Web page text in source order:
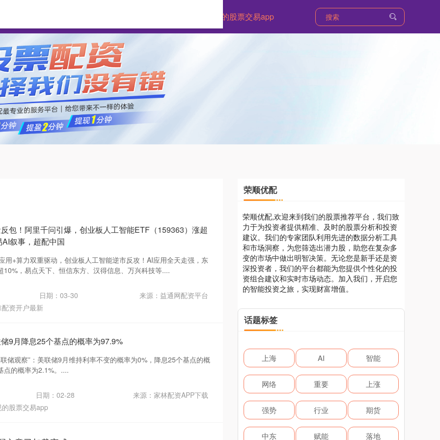
正规的股票交易app
包！阿里千问引爆，创业板人工智能ETF（159363）涨超
叙事，超配中国
用+算力双重驱动，创业板人工智能逆市反攻！AI应用全天走强，东
10%，易点天下、恒信东方、汉得信息、万兴科技等....
日期：03-30
来源：益通网配资平台
配资开户最新
9月降息25个基点的概率为97.9%
储观察”：美联储9月维持利率不变的概率为0%，降息25个基点的概
点的概率为2.1%。....
日期：02-28
来源：家林配资APP下载
的股票交易app
荣顺优配
荣顺优配,欢迎来到我们的股票推荐平台，我们致
力于为投资者提供精准、及时的股票分析和投资
建议。我们的专家团队利用先进的数据分析工具
和市场洞察，为您筛选出潜力股，助您在复杂多
变的市场中做出明智决策。无论您是新手还是资
深投资者，我们的平台都能为您提供个性化的投
资组合建议和实时市场动态。加入我们，开启您
的智能投资之旅，实现财富增值。
话题标签
上海 AI 智能
网络 重要 上涨
强势 行业 期货
中东 赋能 落地